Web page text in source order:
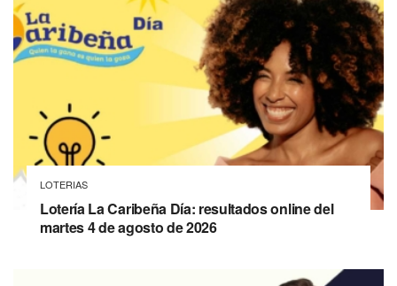
LOTERIAS
Lotería La Caribeña Día: resultados online del
martes 4 de agosto de 2026